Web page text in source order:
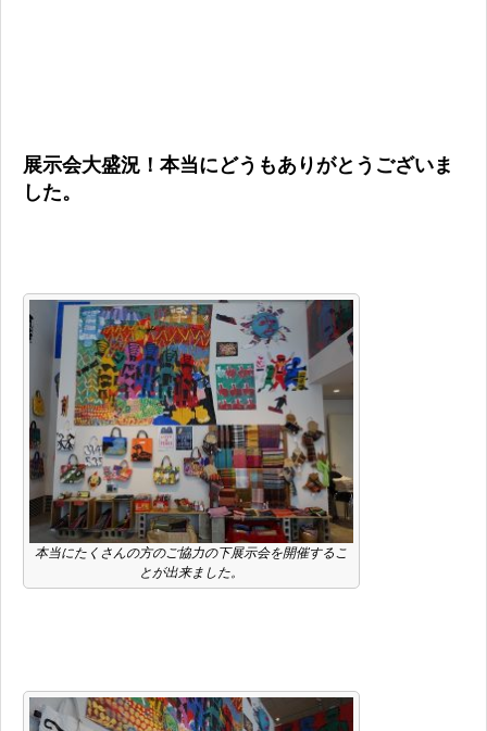
展示会大盛況！本当にどうもありがとうございま
した。
本当にたくさんの方のご協力の下展示会を開催するこ
とが出来ました。